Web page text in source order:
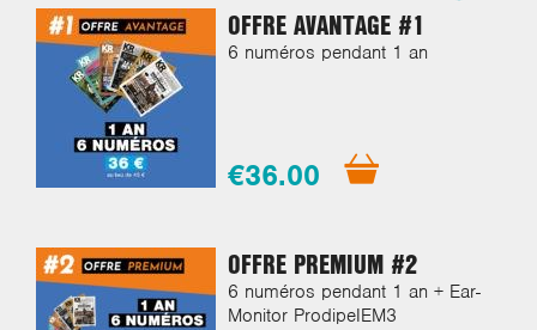
OFFRE AVANTAGE #1
6 numéros pendant 1 an
€36.00
OFFRE PREMIUM #2
6 numéros pendant 1 an + Ear-
Monitor ProdipeIEM3